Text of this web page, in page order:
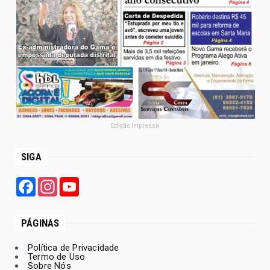
Edição Impressa
SIGA
FacebookInstagram
PÁGINAS
Política de Privacidade
Termo de Uso
Sobre Nós